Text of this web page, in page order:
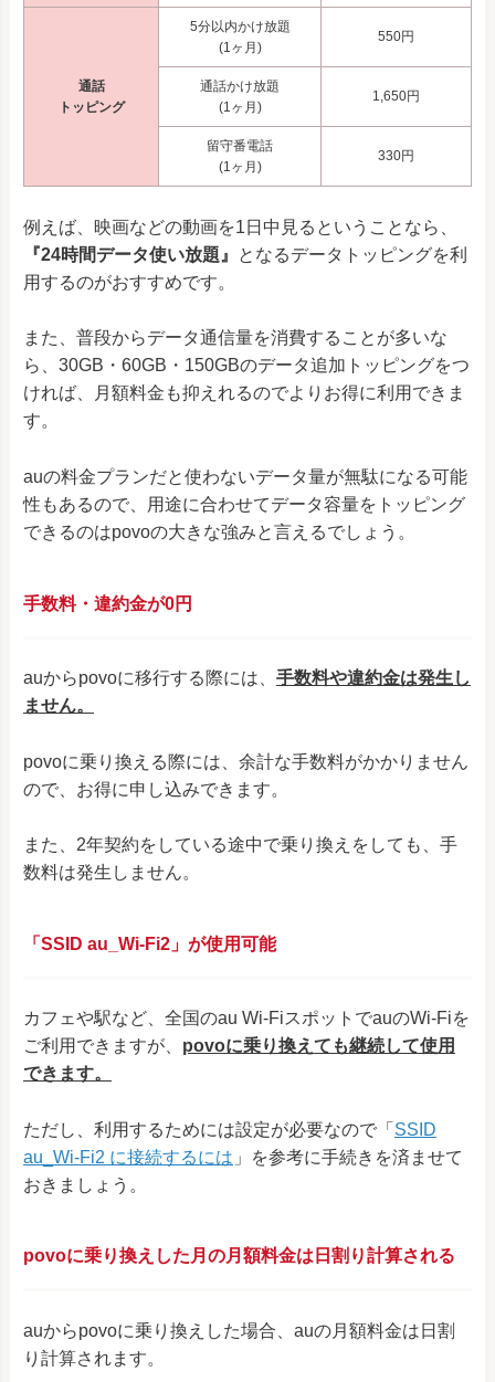
通話
トッピング
5分以内かけ放題
(1ヶ月)
550円
通話かけ放題
(1ヶ月)
1,650円
留守番電話
(1ヶ月)
330円
例えば、映画などの動画を1日中見るということなら、
『24時間データ使い放題』
となるデータトッピングを利
用するのがおすすめです。
また、普段からデータ通信量を消費することが多いな
ら、30GB・60GB・150GBのデータ追加トッピングをつ
ければ、月額料金も抑えれるのでよりお得に利用できま
す。
auの料金プランだと使わないデータ量が無駄になる可能
性もあるので、用途に合わせてデータ容量をトッピング
できるのはpovoの大きな強みと言えるでしょう。
手数料・違約金が0円
auからpovoに移行する際には、 手数料や違約金は発生し
ません。
povoに乗り換える際には、余計な手数料がかかりません
ので、お得に申し込みできます。
また、2年契約をしている途中で乗り換えをしても、手
数料は発生しません。
「SSID au_Wi-Fi2」が使用可能
カフェや駅など、全国のau Wi-FiスポットでauのWi-Fiを
ご利⽤できますが、 povoに乗り換えても継続して使用
できます。
ただし、利用するためには設定が必要なので「 SSID
au_Wi-Fi2 に接続するには 」を参考に手続きを済ませて
おきましょう。
povoに乗り換えした月の月額料金は日割り計算される
auからpovoに乗り換えした場合、auの月額料金は日割
り計算されます。